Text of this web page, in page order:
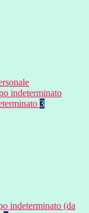
indeterminato
3
indeterminato (da